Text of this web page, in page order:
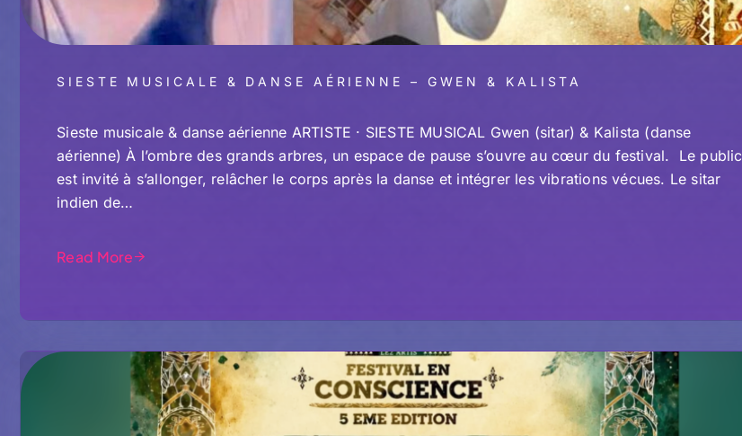
SIESTE MUSICALE & DANSE AÉRIENNE – GWEN & KALISTA
Sieste musicale & danse aérienne ARTISTE · SIESTE MUSICAL Gwen (sitar) & Kalista (danse
aérienne) À l’ombre des grands arbres, un espace de pause s’ouvre au cœur du festival. Le public
est invité à s’allonger, relâcher le corps après la danse et intégrer les vibrations vécues. Le sitar
indien de…
Read More